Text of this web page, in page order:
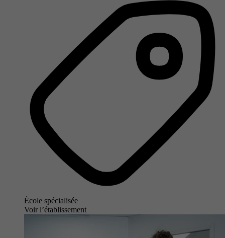
École spécialisée
Voir l’établissement